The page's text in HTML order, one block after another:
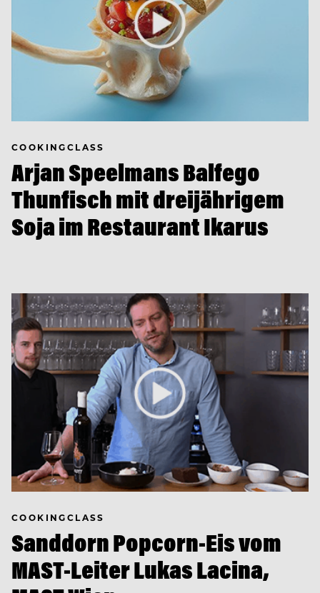
COOKINGCLASS
Arjan Speelmans Balfego
Thunfisch mit dreijährigem
Soja im Restaurant Ikarus
COOKINGCLASS
Sanddorn Popcorn-Eis vom
MAST-Leiter Lukas Lacina,